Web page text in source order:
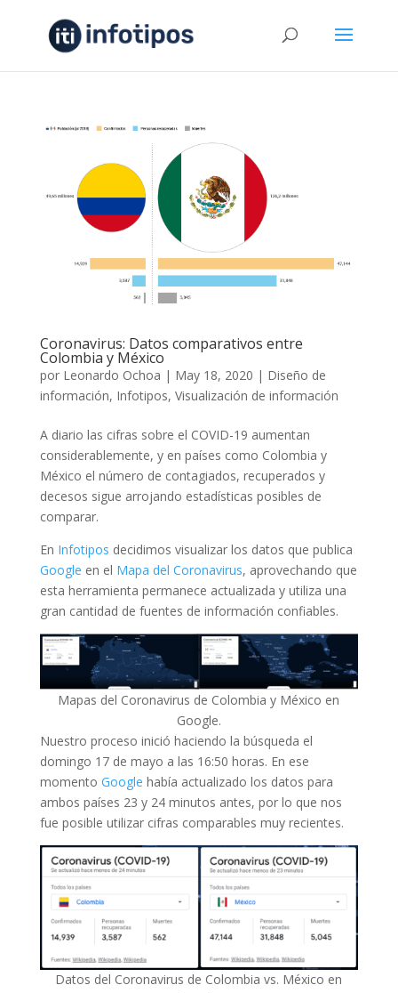
Coronavirus: Datos comparativos entre
Colombia y México
por Leonardo Ochoa | May 18, 2020 | Diseño de
información, Infotipos, Visualización de información
A diario las cifras sobre el COVID-19 aumentan
considerablemente, y en países como Colombia y
México el número de contagiados, recuperados y
decesos sigue arrojando estadísticas posibles de
comparar.
En Infotipos decidimos visualizar los datos que publica
Google en el Mapa del Coronavirus, aprovechando que
esta herramienta permanece actualizada y utiliza una
gran cantidad de fuentes de información confiables.
Mapas del Coronavirus de Colombia y México en
Google.
Nuestro proceso inició haciendo la búsqueda el
domingo 17 de mayo a las 16:50 horas. En ese
momento Google había actualizado los datos para
ambos países 23 y 24 minutos antes, por lo que nos
fue posible utilizar cifras comparables muy recientes.
Datos del Coronavirus de Colombia vs. México en